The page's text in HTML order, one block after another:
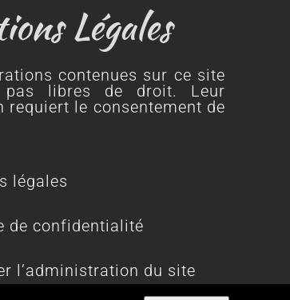
Légales
contenues sur ce site
libres de droit. Leur
requiert le consentement de
légales
de confidentialité
l’administration du site